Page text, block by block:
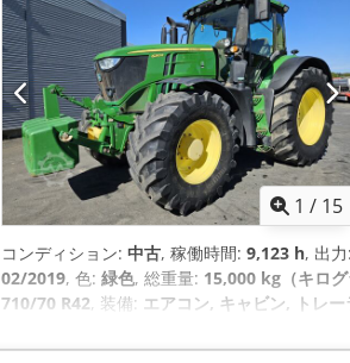
1 / 15
コンディション: 中古, 稼働時間: 9,123 h, 出力:
02/2019, 色: 緑色, 総重量: 15,000 kg（キログ
710/70 R42, 装備: エアコン, キャビン, トレ